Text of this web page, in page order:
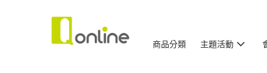
商品分類 主題活動